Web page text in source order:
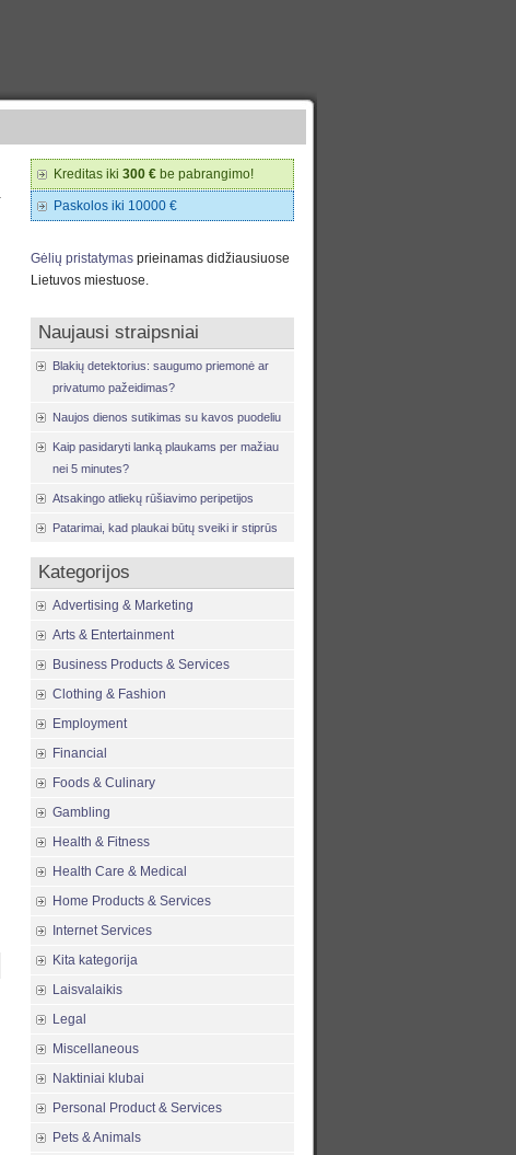
Kreditas iki 300 € be pabrangimo!
Paskolos iki 10000 €
Gėlių pristatymas prieinamas didžiausiuose
Lietuvos miestuose.
Naujausi straipsniai
Blakių detektorius: saugumo priemonė ar
privatumo pažeidimas?
Naujos dienos sutikimas su kavos puodeliu
Kaip pasidaryti lanką plaukams per mažiau
nei 5 minutes?
Atsakingo atliekų rūšiavimo peripetijos
Patarimai, kad plaukai būtų sveiki ir stiprūs
Kategorijos
Advertising & Marketing
Arts & Entertainment
Business Products & Services
Clothing & Fashion
Employment
Financial
Foods & Culinary
Gambling
Health & Fitness
Health Care & Medical
Home Products & Services
Internet Services
Kita kategorija
Laisvalaikis
Legal
Miscellaneous
Naktiniai klubai
Personal Product & Services
Pets & Animals